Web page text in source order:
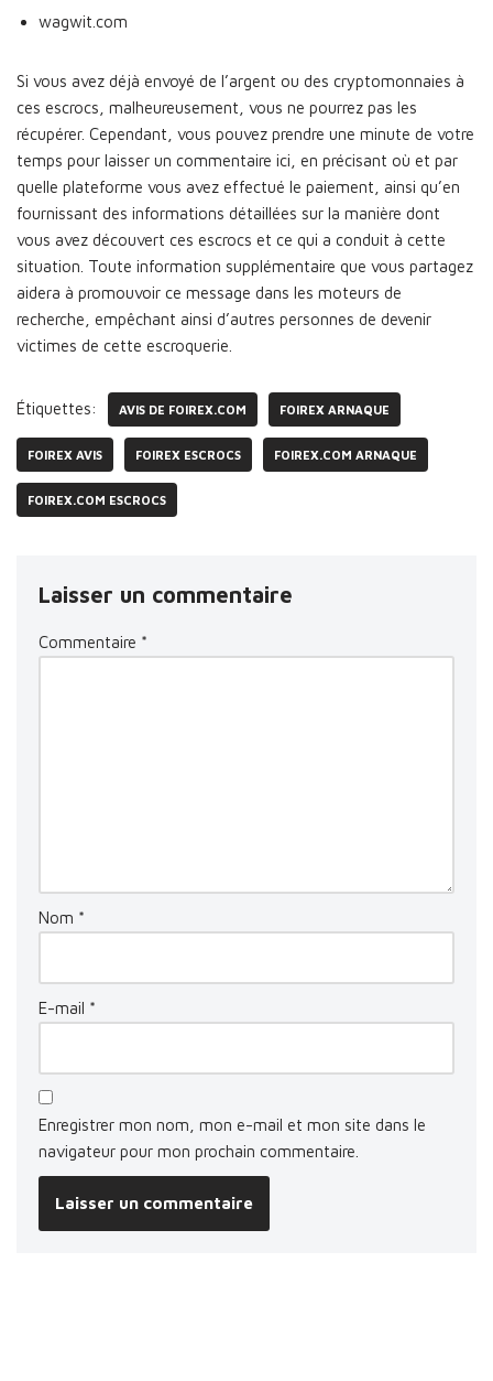
wagwit.com
Si vous avez déjà envoyé de l’argent ou des cryptomonnaies à
ces escrocs, malheureusement, vous ne pourrez pas les
récupérer. Cependant, vous pouvez prendre une minute de votre
temps pour laisser un commentaire ici, en précisant où et par
quelle plateforme vous avez effectué le paiement, ainsi qu’en
fournissant des informations détaillées sur la manière dont
vous avez découvert ces escrocs et ce qui a conduit à cette
situation. Toute information supplémentaire que vous partagez
aidera à promouvoir ce message dans les moteurs de
recherche, empêchant ainsi d’autres personnes de devenir
victimes de cette escroquerie.
Étiquettes: AVIS DE FOIREX.COM FOIREX ARNAQUE
FOIREX AVIS FOIREX ESCROCS FOIREX.COM ARNAQUE
FOIREX.COM ESCROCS
Laisser un commentaire
Commentaire *
Nom *
E-mail *
Enregistrer mon nom, mon e-mail et mon site dans le
navigateur pour mon prochain commentaire.